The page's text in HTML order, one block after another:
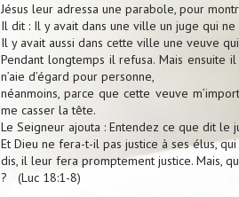
Jésus leur adressa une parabole, pour
Il dit : Il y avait dans une ville un juge qui
Il y avait aussi dans cette ville une veuve
Pendant longtemps il refusa. Mais ensuite
n’aie d’égard pour personne,
néanmoins, parce que cette veuve
me casser la tête.
Le Seigneur ajouta : Entendez ce que dit le
Et Dieu ne fera-t-il pas justice à ses élus,
dis, il leur fera promptement justice. Mais,
? (Luc 18:1-8)